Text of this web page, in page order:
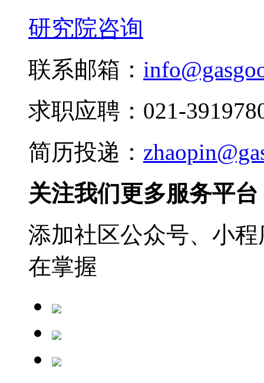
研究院咨询
联系邮箱：
求职应聘：021-
简历投递：
关注我们更多服务平台
添加社区公众号、小
在掌握